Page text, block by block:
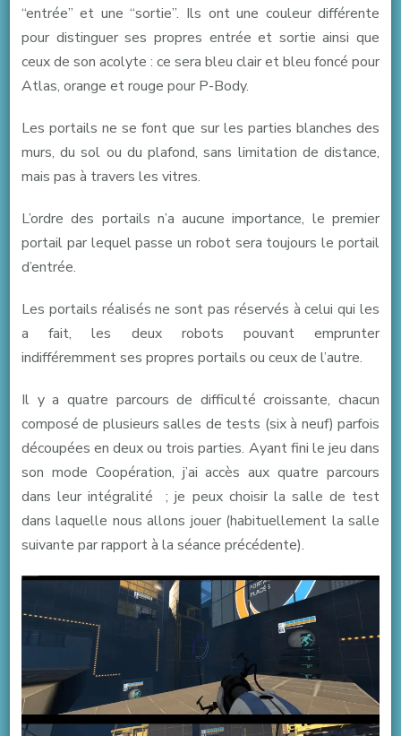
“entrée” et une “sortie”. Ils ont une couleur différente
pour distinguer ses propres entrée et sortie ainsi que
ceux de son acolyte : ce sera bleu clair et bleu foncé pour
Atlas, orange et rouge pour P-Body.
Les portails ne se font que sur les parties blanches des
murs, du sol ou du plafond, sans limitation de distance,
mais pas à travers les vitres.
L’ordre des portails n’a aucune importance, le premier
portail par lequel passe un robot sera toujours le portail
d’entrée.
Les portails réalisés ne sont pas réservés à celui qui les
a fait, les deux robots pouvant emprunter
indifféremment ses propres portails ou ceux de l’autre.
Il y a quatre parcours de difficulté croissante, chacun
composé de plusieurs salles de tests (six à neuf) parfois
découpées en deux ou trois parties. Ayant fini le jeu dans
son mode Coopération, j’ai accès aux quatre parcours
dans leur intégralité ; je peux choisir la salle de test
dans laquelle nous allons jouer (habituellement la salle
suivante par rapport à la séance précédente).